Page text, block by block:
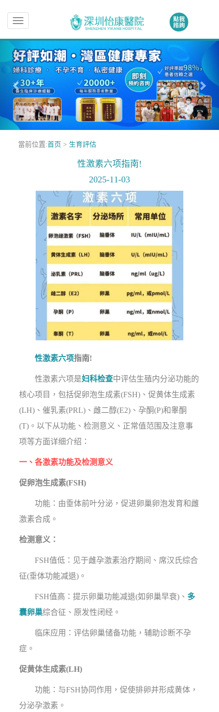
Toggle
navigation
當前位置:首页 > 生育評估
性激素六项指南!
2025-11-03
性激素六项指南!
性激素六项是妇科检查中评估生殖内分泌功能的
核心项目，包括促卵泡生成素(FSH)、促黄体生成素
(LH)、催乳素(PRL)、雌二醇(E2)、孕酮(P)和睾酮
(T)。以下从功能、检测意义、正常值范围及注意事
项等方面详细介绍：
一、各激素功能及检测意义
促卵泡生成素(FSH)
功能：由垂体前叶分泌，促进卵巢卵泡发育和雌
激素合成。
检测意义：
FSH值低：见于雌孕激素治疗期间、席汉氏综合
征(垂体功能减退)。
FSH值高：提示卵巢功能减退(如卵巢早衰)、 多
囊卵巢综合征、原发性闭经。
临床应用：评估卵巢储备功能，辅助诊断不孕
症。
促黄体生成素(LH)
功能：与FSH协同作用，促使排卵并形成黄体，
分泌孕激素。